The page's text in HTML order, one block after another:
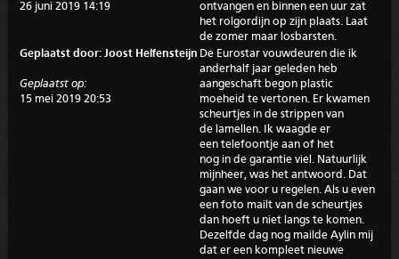
26 juni 2019 14:19
ontvangen en binnen een uur zat
het rolgordijn op zijn plaats. Laat
de zomer maar losbarsten.
Geplaatst door: Joost Helfensteijn
Geplaatst op:
15 mei 2019 20:53
De Eurostar vouwdeuren die ik
anderhalf jaar geleden heb
aangeschaft begon plastic
moeheid te vertonen. Er kwamen
scheurtjes in de strippen van
de lamellen. Ik waagde er
een telefoontje aan of het
nog in de garantie viel. Natuurlijk
mijnheer, was het antwoord. Dat
gaan we voor u regelen. Als u even
een foto mailt van de scheurtjes
dan hoeft u niet langs te komen.
Dezelfde dag nog mailde Aylin mij
dat er een kompleet nieuwe